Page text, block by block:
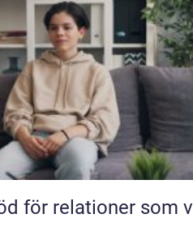
för relationer som